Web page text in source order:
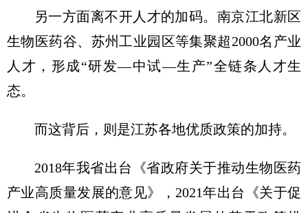
另一方面离不开人才的加码。南京江北新区
生物医药谷、苏州工业园区等集聚超2000名产业
人才，形成“研发—中试—生产”全链条人才生
态。
而这背后，则是江苏各地优质政策的加持。
2018年我省出台《省政府关于推动生物医药
产业高质量发展的意见》，2021年出台《关于促